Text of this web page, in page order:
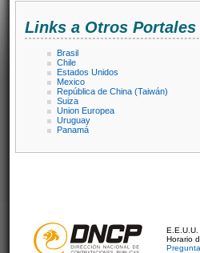
Links a Otros Portales
Brasil
Chile
Estados Unidos
Mexico
República de China (Taiwán)
Suiza
Union Europea
Uruguay
Panamá
Horario